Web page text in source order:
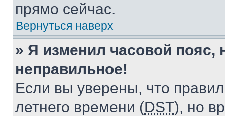
прямо сейчас.
Вернуться наверх
» Я изменил часовой пояс,
неправильное!
Если вы уверены, что
летнего времени (DST), но